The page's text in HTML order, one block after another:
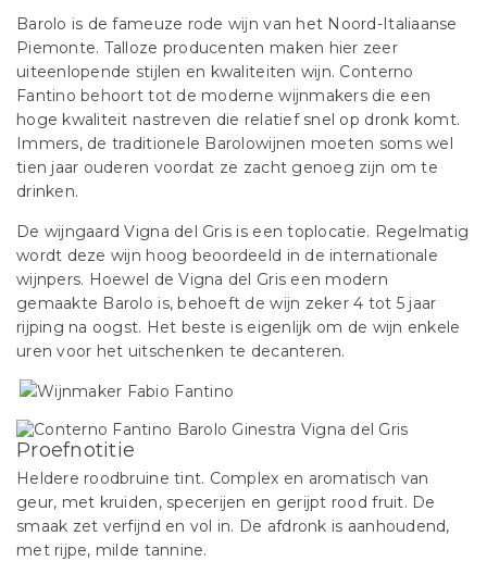
Barolo is de fameuze rode wijn van het Noord-Italiaanse
Piemonte. Talloze producenten maken hier zeer
uiteenlopende stijlen en kwaliteiten wijn. Conterno
Fantino behoort tot de moderne wijnmakers die een
hoge kwaliteit nastreven die relatief snel op dronk komt.
Immers, de traditionele Barolowijnen moeten soms wel
tien jaar ouderen voordat ze zacht genoeg zijn om te
drinken.
De wijngaard Vigna del Gris is een toplocatie. Regelmatig
wordt deze wijn hoog beoordeeld in de internationale
wijnpers. Hoewel de Vigna del Gris een modern
gemaakte Barolo is, behoeft de wijn zeker 4 tot 5 jaar
rijping na oogst. Het beste is eigenlijk om de wijn enkele
uren voor het uitschenken te decanteren.
Proefnotitie
Heldere roodbruine tint. Complex en aromatisch van
geur, met kruiden, specerijen en gerijpt rood fruit. De
smaak zet verfijnd en vol in. De afdronk is aanhoudend,
met rijpe, milde tannine.